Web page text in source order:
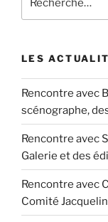
pour
LES
Rencontre avec
scénographe,
Rencontre avec
Galerie et des
Rencontre avec
Comité